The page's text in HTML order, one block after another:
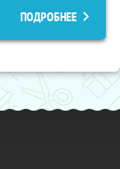
ПОДРОБНЕЕ